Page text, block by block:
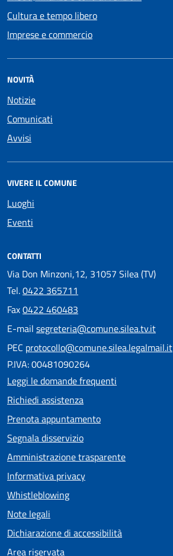
Cultura e tempo libero
Imprese e commercio
NOVITÀ
Notizie
Comunicati
Avvisi
VIVERE IL COMUNE
Luoghi
Eventi
CONTATTI
Via Don Minzoni,12, 31057 Silea (TV)
Tel.0422 365711
Fax0422 460483
E-mail segreteria@comune.silea.tv.it
PEC protocollo@comune.silea.legalmail.it
P.IVA: 00481090264
Leggi le domande frequenti
Richiedi assistenza
Prenota appuntamento
Segnala disservizio
Amministrazione trasparente
Informativa privacy
Whistleblowing
Note legali
Dichiarazione di accessibilità
Area riservata